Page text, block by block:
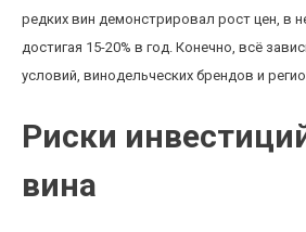
редких вин демонстрировал рост цен, в
достигая 15-20% в год. Конечно, всё
условий, винодельческих брендов и
Риски
вина